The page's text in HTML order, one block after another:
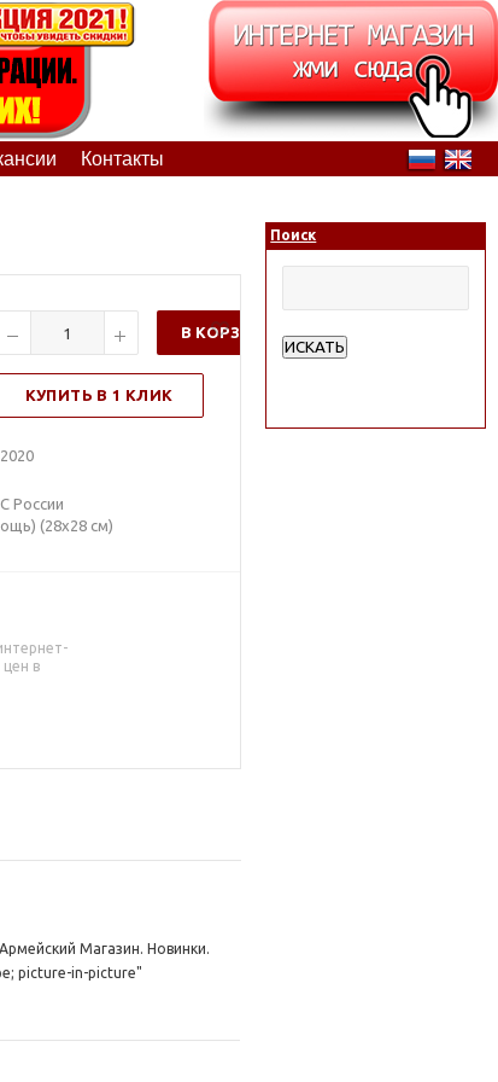
Контакты
В КОРЗИНУ
КУПИТЬ В 1 КЛИК
России
(28x28 см)
в
Магазин. Новинки.
picture-in-picture"
Поиск
ИСКАТЬ